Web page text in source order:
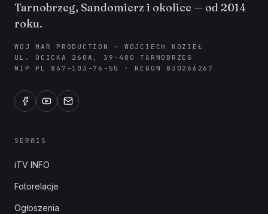
Tarnobrzeg, Sandomierz i okolice — od 2014
roku.
WOJ MAR PRODUCTION — WOJCIECH KOZIEŁ
UL. OCICKA 260A, 39-400 TARNOBRZEG
NIP PL 867-103-76-55 · REGON 830266267
SERWIS
iTV INFO
Fotorelacje
Ogłoszenia